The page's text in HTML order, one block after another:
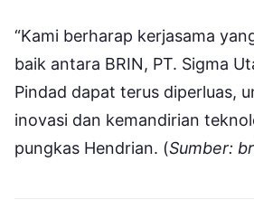
“Kami berharap kerjasama
baik antara BRIN, PT. Sigma
Pindad dapat terus diperluas,
inovasi dan kemandirian
pungkas Hendrian. (Sumber: